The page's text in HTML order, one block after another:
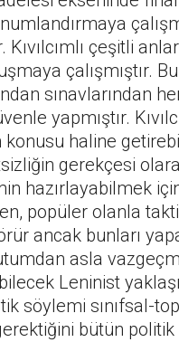
çeşitli
çalışmıştır.
sınavlarından her
yapmıştır.
haline
gerekçesi
hazırlayabilmek
popüler olanla
ancak bunları
asla
Leninist
söylemi sınıfsal-
bütün